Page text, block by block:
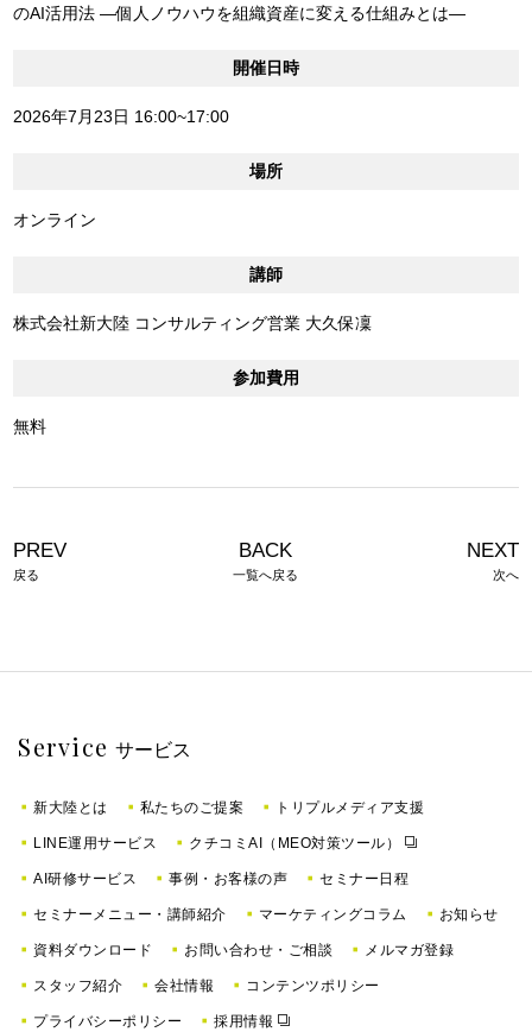
のAI活用法 ―個人ノウハウを組織資産に変える仕組みとは―
開催日時
2026年7月23日 16:00~17:00
場所
オンライン
講師
株式会社新大陸 コンサルティング営業 大久保凜
参加費用
無料
PREV
戻る
BACK
一覧へ戻る
NEXT
次へ
Service サービス
新大陸とは 私たちのご提案 トリプルメディア支援
LINE運用サービス クチコミAI（MEO対策ツール）
AI研修サービス 事例・お客様の声 セミナー日程
セミナーメニュー・講師紹介 マーケティングコラム お知らせ
資料ダウンロード お問い合わせ・ご相談 メルマガ登録
スタッフ紹介 会社情報 コンテンツポリシー
プライバシーポリシー 採用情報